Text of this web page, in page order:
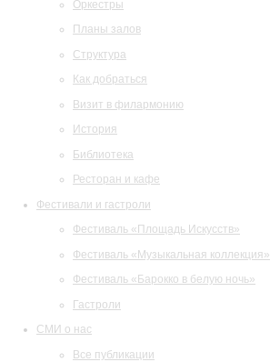
Оркестры
Планы залов
Структура
Как добраться
Визит в филармонию
История
Библиотека
Ресторан и кафе
Фестивали и гастроли
Фестиваль «Площадь Искусств»
Фестиваль «Музыкальная коллекция»
Фестиваль «Барокко в белую ночь»
Гастроли
СМИ о нас
Все публикации